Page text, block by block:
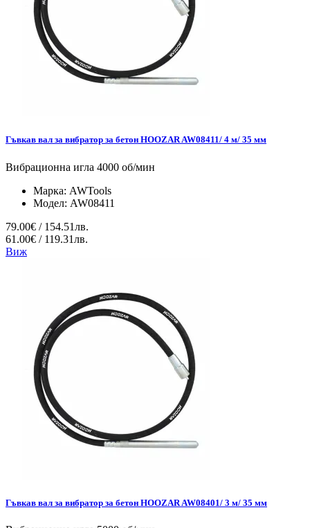
Гъвкав вал за вибратор за бетон HOOZAR AW08411/ 4 м/ 35 мм
Вибрационна игла 4000 об/мин
Марка: AWTools
Модел: AW08411
79.00€ / 154.51лв.
61.00€ / 119.31лв.
Виж
Гъвкав вал за вибратор за бетон HOOZAR AW08401/ 3 м/ 35 мм